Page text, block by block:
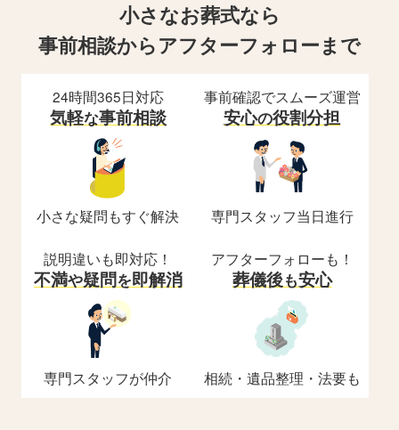
小さなお葬式なら
事前相談からアフターフォローまで
24時間365日対応
気軽な事前相談
小さな疑問もすぐ解決
事前確認でスムーズ運営
安心の役割分担
専門スタッフ当日進行
説明違いも即対応！
不満や疑問を即解消
専門スタッフが仲介
アフターフォローも！
葬儀後も安心
相続・遺品整理・法要も